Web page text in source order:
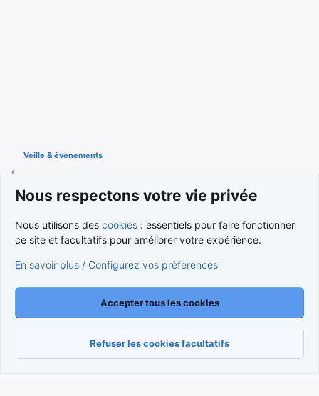
Veille & événements
Nous contacter
Conditions et règlement
Politique de confidentialité
Aide Accueil
R
Community platform by XenForo ®
© 2010-2026 XenForo Ltd.
Traduction française parXenForo FR|Media embeds via s9e/MediaSites
Nous respectons votre vie privée
Nous utilisons des cookies : essentiels pour faire fonctionner
ce site et facultatifs pour améliorer votre expérience.
En savoir plus / Configurez vos préférences
Accepter tous les cookies
Refuser les cookies facultatifs